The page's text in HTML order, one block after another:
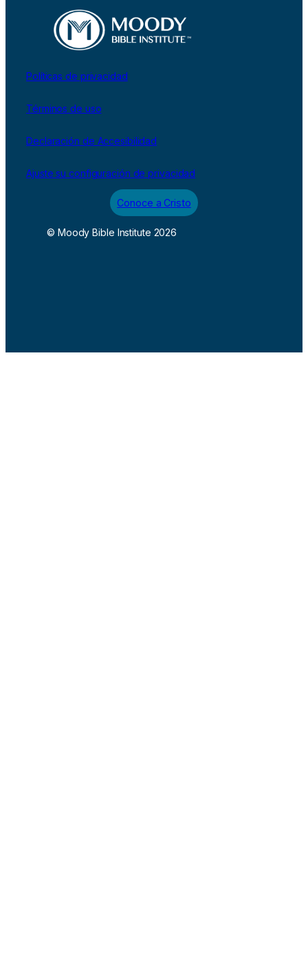
Políticas de privacidad
Términos de uso
Declaración de Accesibilidad
Ajuste su configuración de privacidad
Conoce a Cristo
© Moody Bible Institute 2026